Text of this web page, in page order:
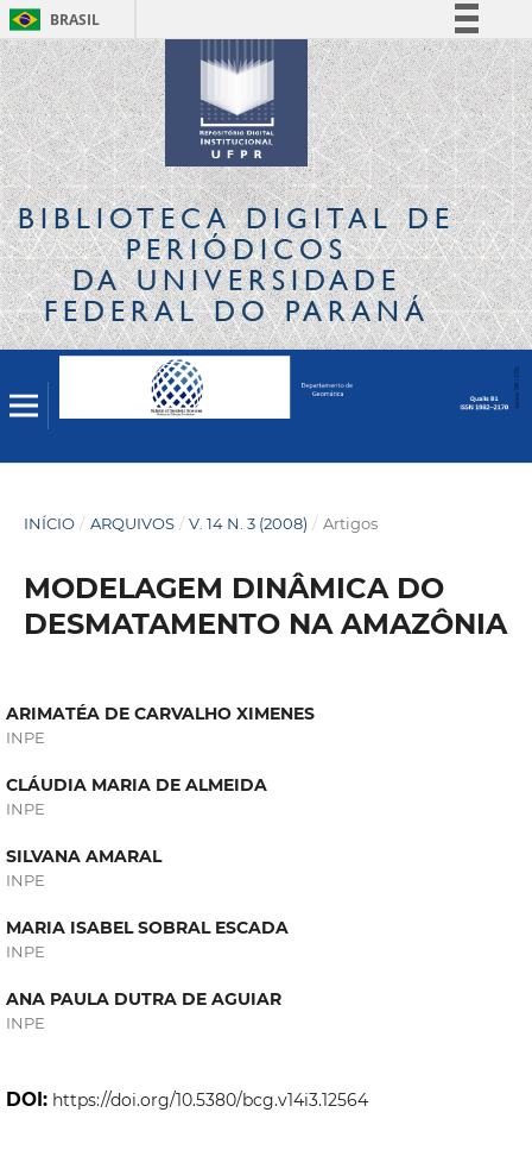
BRASIL
Simplifique!
Comunica BR
Participe
Acesso à informação
Legislação
Canais
BIBLIOTECA DIGITALDE
PERIÓDICOS
DA UNIVERSIDADE
FEDERAL DO PARANÁ
INÍCIO / ARQUIVOS / V. 14 N. 3 (2008) / Artigos
MODELAGEM DINÂMICA DO
DESMATAMENTO NA AMAZÔNIA
ARIMATÉA DE CARVALHO XIMENES
INPE
CLÁUDIA MARIA DE ALMEIDA
INPE
SILVANA AMARAL
INPE
MARIA ISABEL SOBRAL ESCADA
INPE
ANA PAULA DUTRA DE AGUIAR
INPE
DOI: https://doi.org/10.5380/bcg.v14i3.12564